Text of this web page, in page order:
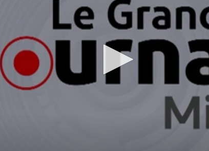
Regarder la vidéo